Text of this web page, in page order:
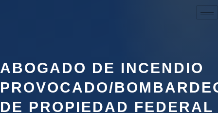
ABOGADO DE INCENDIO
PROVOCADO/
DE PROPIEDAD FEDERAL